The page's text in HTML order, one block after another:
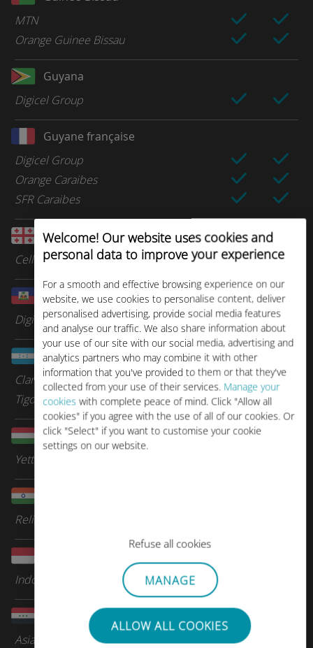
Welcome! Our website uses cookies and
personal data to improve your experience
For a smooth and effective browsing experience on our
website, we use cookies to personalise content, deliver
personalised advertising, provide social media features
and analyse our traffic. We also share information about
your use of our site with our social media, advertising and
analytics partners who may combine it with other
information that you've provided to them or that they've
collected from your use of their services. Manage your
cookieswith complete peace of mind. Click "Allow all
cookies" if you agree with the use of all of our cookies. Or
click "Select" if you want to customise your cookie
settings on our website.
Refuse all cookies
MANAGE
ALLOW ALL COOKIES
MTN
Orange Guinee Bissau
Guyana
Digicel Group
Guyane française
Digicel Group
Orange Caraibes
SFR Caraibes
Géorgie
Cellfie Mobile
Haïti
Digicel Group
Honduras
Claro
Tigo
Hongrie
Yettel
Reliance Jio
Indosat Ooredoo Hutchison (IOH)
Asiacell